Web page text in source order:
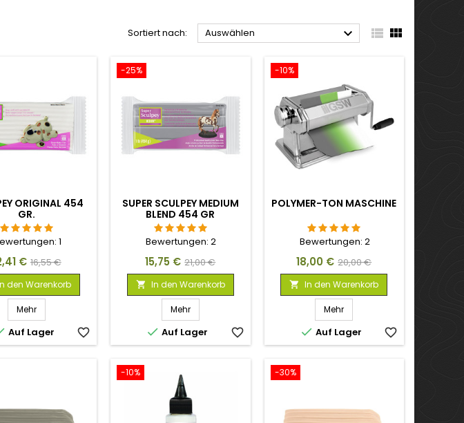
Sortiert nach: Auswählen   
ORIGINAL 454
GR.
1
€ Verkaufspreis
16,55 €
den Warenkorb
Mehr
Auf Lager favorite_border
-25%
SUPER SCULPEY MEDIUM
BLEND 454 GR
Bewertungen:2
Preis
15,75 € Verkaufspreis
21,00 €
 In den Warenkorb
Mehr
 Auf Lager favorite_border
-10%
POLYMER-TON MASCHINE
Bewertungen: 2
Preis
18,00 € Verkaufspreis
20,00 €
 In den Warenkorb
Mehr
 Auf Lager favorite_border
-10% -30%